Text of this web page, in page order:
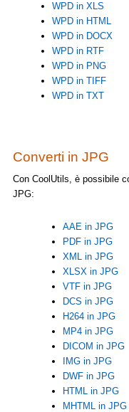
WPD in XLS
WPD in HTML
WPD in DOCX
WPD in RTF
WPD in PNG
WPD in TIFF
WPD in TXT
Converti in JPG
Con CoolUtils, è possibile
JPG:
AAE in JPG
PDF in JPG
XML in JPG
XLSX in JPG
VTF in JPG
DCS in JPG
H264 in JPG
MP4 in JPG
DICOM in JPG
IMG in JPG
DWF in JPG
HTML in JPG
MHTML in JPG